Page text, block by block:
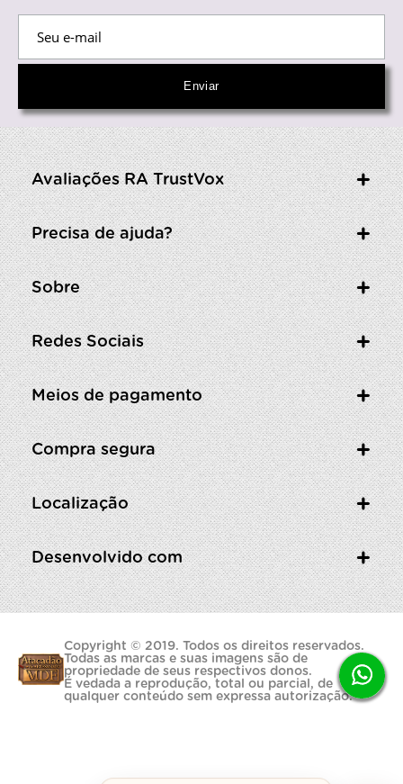
Avaliações RA TrustVox
Precisa de ajuda?
Sobre
Redes Sociais
Meios de pagamento
Compra segura
Localização
Desenvolvido com
Copyright © 2019. Todos os direitos reservados.
Todas as marcas e suas imagens são de
propriedade de seus respectivos donos.
É vedada a reprodução, total ou parcial, de
qualquer conteúdo sem expressa autorização.